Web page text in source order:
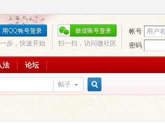
帐号
密码
扫一扫，访问微社区
步，快速开始
法 论坛
帖子